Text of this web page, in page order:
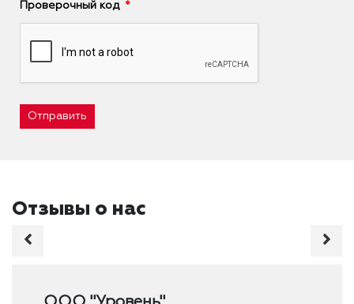
Проверочный код
Отправить
Отзывы о нас